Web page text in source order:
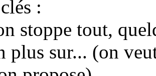
:
stoppe tout,
plus sur... (on